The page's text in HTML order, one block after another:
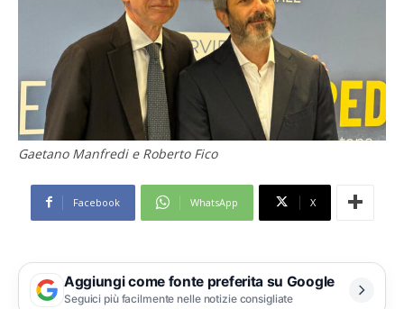
Gaetano Manfredi e Roberto Fico
Facebook WhatsApp X
Aggiungi come fonte preferita su Google
Seguici più facilmente nelle notizie consigliate